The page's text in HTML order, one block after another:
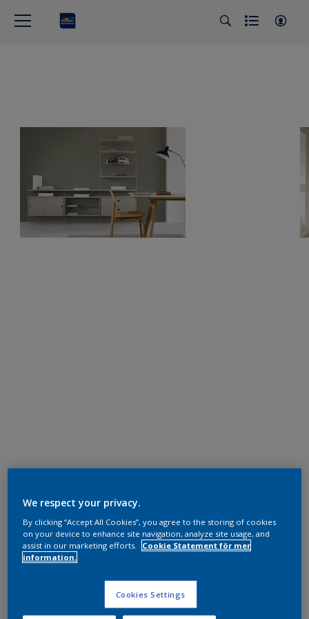
We respect your privacy.
By clicking “Accept All Cookies”, you agree to the storing of cookies
on your device to enhance site navigation, analyze site usage, and
assist in our marketing efforts.
Cookie Statement för mer
information.
Cookies Settings